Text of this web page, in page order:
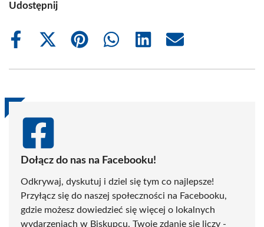
Udostępnij
Share
Share
(Twitter)
Share
Share
Share
Share
Dołącz do nas na Facebooku!
Odkrywaj, dyskutuj i dziel się tym co najlepsze!
Przyłącz się do naszej społeczności na Facebooku,
gdzie możesz dowiedzieć się więcej o lokalnych
wydarzeniach w Biskupcu. Twoje zdanie się liczy -